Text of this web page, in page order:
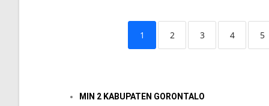
1 2 3 4 5
MIN 2 KABUPATEN GORONTALO